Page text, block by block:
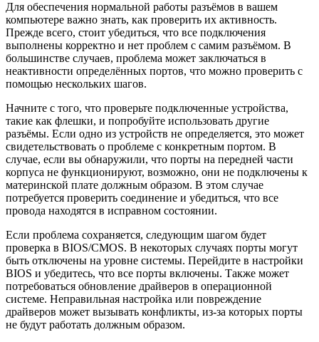
Для обеспечения нормальной работы разъёмов в вашем
компьютере важно знать, как проверить их активность.
Прежде всего, стоит убедиться, что все подключения
выполнены корректно и нет проблем с самим разъёмом. В
большинстве случаев, проблема может заключаться в
неактивности определённых портов, что можно проверить с
помощью нескольких шагов.
Начните с того, что проверьте подключенные устройства,
такие как флешки, и попробуйте использовать другие
разъёмы. Если одно из устройств не определяется, это может
свидетельствовать о проблеме с конкретным портом. В
случае, если вы обнаружили, что порты на передней части
корпуса не функционируют, возможно, они не подключены к
материнской плате должным образом. В этом случае
потребуется проверить соединение и убедиться, что все
провода находятся в исправном состоянии.
Если проблема сохраняется, следующим шагом будет
проверка в BIOS/CMOS. В некоторых случаях порты могут
быть отключены на уровне системы. Перейдите в настройки
BIOS и убедитесь, что все порты включены. Также может
потребоваться обновление драйверов в операционной
системе. Неправильная настройка или повреждение
драйверов может вызывать конфликты, из-за которых порты
не будут работать должным образом.